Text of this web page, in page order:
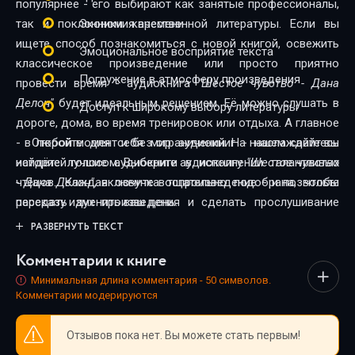
популярнее - его выбирают как занятые профессионалы,
так и поклонники качественной литературы. Если вы
ищете способ познакомиться с новой книгой, освежить
классическое произведение или просто приятно
провести время - аудиокнига"Шестое чувство - Дана
Делон" будет идеальным решением. Её можно слушать в
дороге, дома, во время тренировок или отдыха. А главное
- в любой момент и без ограничений. На нашем сайте вы
найдёте лучшие аудиокниги в исполнении талантливых
чтецов. Каждая озвучка тщательно подобрана, чтобы
передать дух произведения и сделать прослушивание
максимально комфортным. Новинки и классика,
собрали всё, чтобы каждый нашёл книгу по душе.
Экономия времени
Эмоциональное восприятие текста
Погружение в атмосферу произведения
Доступ к широкому выбору литературы
Откройте для себя мир аудиокниг - наслаждайтесь
историей голосом. Выберите аудиокнигу"Шестое чувство
- Дана Делон", включите воспроизведение - и позвольте
рассказу изменить ваш день.
РАЗВЕРНУТЬ ТЕКСТ
Комментарии к книге
Минимальная длина комментария - 50 символов.
Комментарии модерируются
Отзывов пока нет. Вы можете стать первым!